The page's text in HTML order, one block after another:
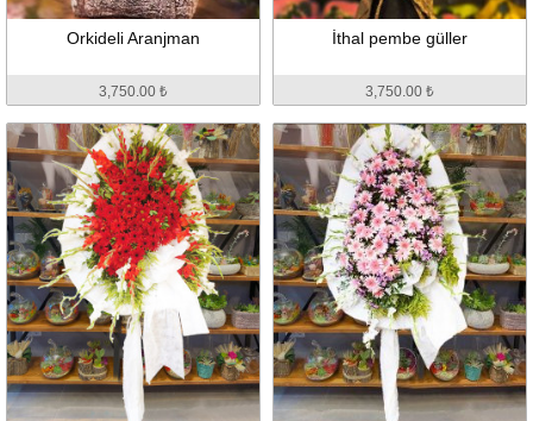
Orkideli Aranjman
3,750.00 ₺
İthal pembe güller
3,750.00 ₺